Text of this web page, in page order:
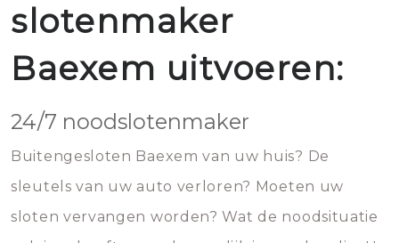
slotenmaker
Baexem uitvoeren:
24/7 noodslotenmaker
Buitengesloten Baexem van uw huis? De
sleutels van uw auto verloren? Moeten uw
sloten vervangen worden? Wat de noodsituatie